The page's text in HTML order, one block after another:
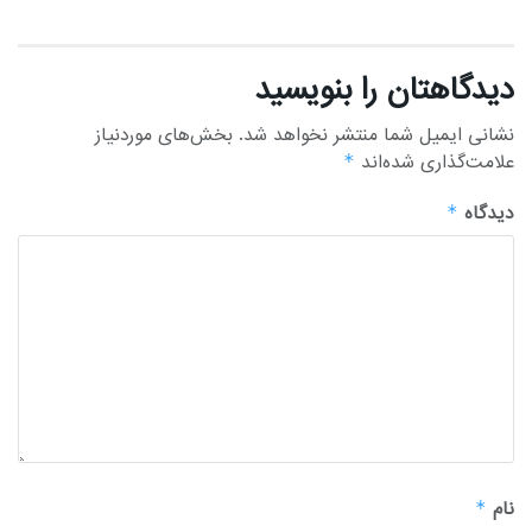
دیدگاهتان را بنویسید
نشانی ایمیل شما منتشر نخواهد شد. بخش‌های موردنیاز
علامت‌گذاری شده‌اند *
دیدگاه *
نام *